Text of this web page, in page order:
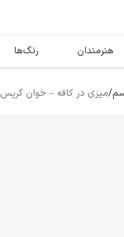
محبوب‌ترین هنرمندان
هنرمندان رنگ‌ها
/میزی در کافه – خوان گریس